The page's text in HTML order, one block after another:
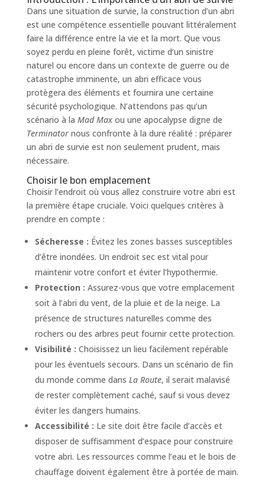
Dans une situation de survie, la construction d’un abri
est une compétence essentielle pouvant littéralement
faire la différence entre la vie et la mort. Que vous
soyez perdu en pleine forêt, victime d’un sinistre
naturel ou encore dans un contexte de guerre ou de
catastrophe imminente, un abri efficace vous
protègera des éléments et fournira une certaine
sécurité psychologique. N’attendons pas qu’un
scénario à la Mad Maxou une apocalypse digne de
Terminatornous confronte à la dure réalité : préparer
un abri de survie est non seulement prudent, mais
nécessaire.
Choisir le bon emplacement
Choisir l’endroit où vous allez construire votre abri est
la première étape cruciale. Voici quelques critères à
prendre en compte :
Sécheresse : Évitez les zones basses susceptibles
d’être inondées. Un endroit sec est vital pour
maintenir votre confort et éviter l’hypothermie.
Protection : Assurez-vous que votre emplacement
soit à l’abri du vent, de la pluie et de la neige. La
présence de structures naturelles comme des
rochers ou des arbres peut fournir cette protection.
Visibilité : Choisissez un lieu facilement repérable
pour les éventuels secours. Dans un scénario de fin
du monde comme dans La Route, il serait malavisé
de rester complètement caché, sauf si vous devez
éviter les dangers humains.
Accessibilité : Le site doit être facile d’accès et
disposer de suffisamment d’espace pour construire
votre abri. Les ressources comme l’eau et le bois de
chauffage doivent également être à portée de main.